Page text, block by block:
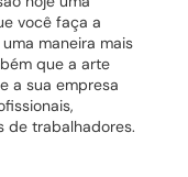
você faça a
maneira mais
que a arte
a sua empresa
de trabalhadores.